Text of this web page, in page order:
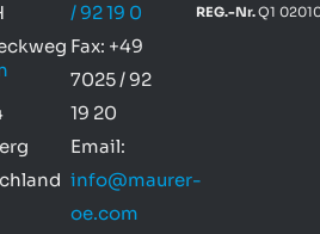
/ 92 19 0
Fax: +49
7025 / 92
19 20
Email:
info@maurer-
oe.com
REG.-Nr.Q1